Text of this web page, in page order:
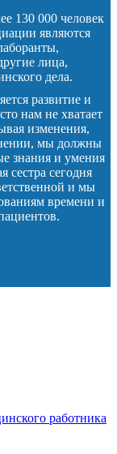
130 000 человек
являются
лица,
дела.
развитие и
нам не хватает
изменения,
мы должны
знания и умения
сестра сегодня
и мы
времени и